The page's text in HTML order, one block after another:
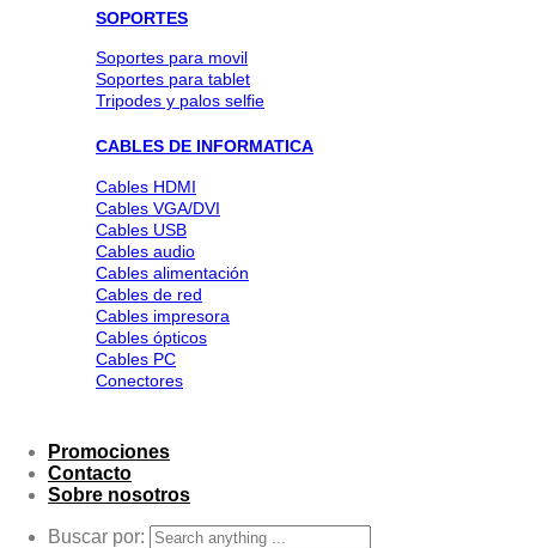
SOPORTES
Soportes para movil
Soportes para tablet
Tripodes y palos selfie
CABLES DE INFORMATICA
Cables HDMI
Cables VGA/DVI
Cables USB
Cables audio
Cables alimentación
Cables de red
Cables impresora
Cables ópticos
Cables PC
Conectores
Promociones
Contacto
Sobre nosotros
Buscar por: